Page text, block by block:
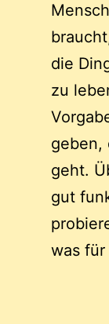
die
zu
geben,
geht.
gut
was